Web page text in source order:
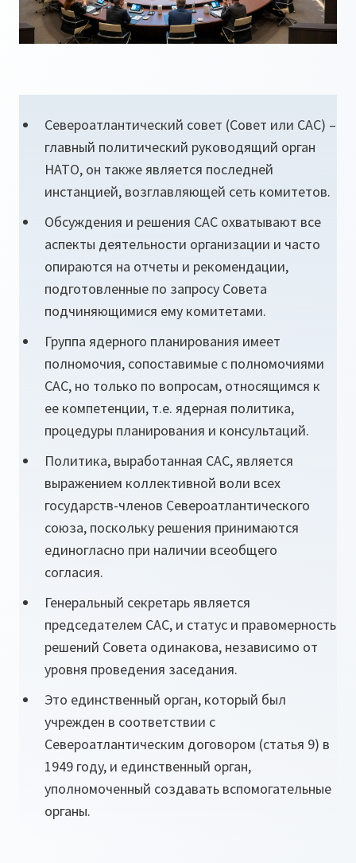
Североатлантический совет (Совет или САС) –
главный политический руководящий орган
НАТО, он также является последней
инстанцией, возглавляющей сеть комитетов.
Обсуждения и решения САС охватывают все
аспекты деятельности организации и часто
опираются на отчеты и рекомендации,
подготовленные по запросу Совета
подчиняющимися ему комитетами.
Группа ядерного планирования имеет
полномочия, сопоставимые с полномочиями
САС, но только по вопросам, относящимся к
ее компетенции, т.е. ядерная политика,
процедуры планирования и консультаций.
Политика, выработанная САС, является
выражением коллективной воли всех
государств-членов Североатлантического
союза, поскольку решения принимаются
единогласно при наличии всеобщего
согласия.
Генеральный секретарь является
председателем САС, и статус и правомерность
решений Совета одинакова, независимо от
уровня проведения заседания.
Это единственный орган, который был
учрежден в соответствии с
Североатлантическим договором (статья 9) в
1949 году, и единственный орган,
уполномоченный создавать вспомогательные
органы.